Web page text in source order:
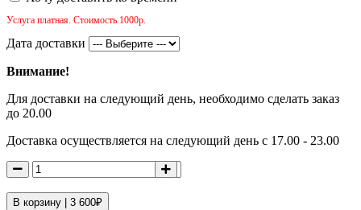
Услуга платная. Стоимость 1000р.
Дата доставки
Внимание!
Для доставки на следующий день, необходимо сделать заказ
до 20.00
Доставка осуществляется на следующий день с 17.00 - 23.00
В корзину | 3 600₽